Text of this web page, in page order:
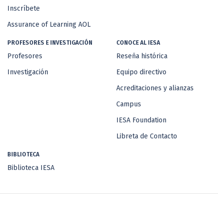
Inscríbete
Assurance of Learning AOL
PROFESORES E INVESTIGACIÓN
Profesores
Investigación
CONOCE AL IESA
Reseña histórica
Equipo directivo
Acreditaciones y alianzas
Campus
IESA Foundation
Libreta de Contacto
BIBLIOTECA
Biblioteca IESA